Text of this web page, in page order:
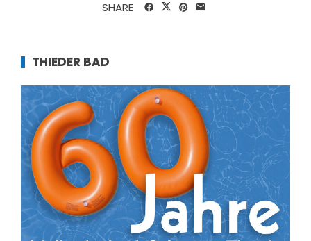
SHARE
THIEDER BAD